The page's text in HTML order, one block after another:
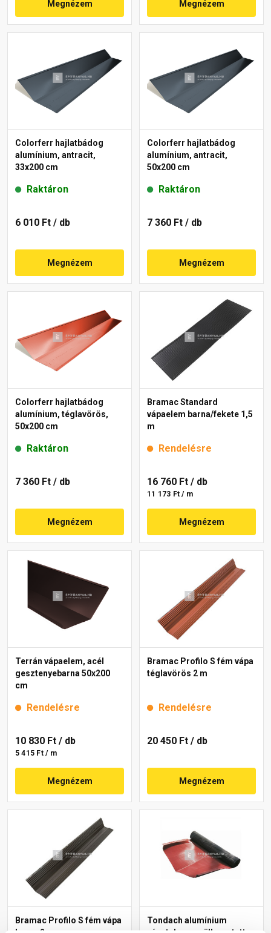
Megnézem Megnézem
Colorferr hajlatbádog
alumínium, antracit,
33x200 cm
Raktáron
6 010 Ft / db
Megnézem
Colorferr hajlatbádog
alumínium, antracit,
50x200 cm
Raktáron
7 360 Ft / db
Megnézem
Colorferr hajlatbádog
alumínium, téglavörös,
50x200 cm
Raktáron
7 360 Ft / db
Megnézem
Bramac Standard
vápaelem barna/fekete 1,5
m
Rendelésre
16 760 Ft / db
11 173 Ft / m
Megnézem
Terrán vápaelem, acél
gesztenyebarna 50x200
cm
Rendelésre
10 830 Ft / db
5 415 Ft / m
Megnézem
Bramac Profilo S fém vápa
téglavörös 2 m
Rendelésre
20 450 Ft / db
Megnézem
Bramac Profilo S fém vápa
Tondach alumínium